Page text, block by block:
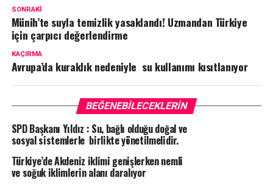
SONRAKI
Münih’te suyla temizlik yasaklandı! Uzmandan Türkiye
için çarpıcı değerlendirme
KAÇIRMA
Avrupa’da kuraklık nedeniyle su kullanımı kısıtlanıyor
BEĞENEBILECEKLERIN
SPD Başkanı Yıldız : Su, bağlı olduğu doğal ve
sosyal sistemlerle birlikte yönetilmelidir.
Türkiye’de Akdeniz iklimi genişlerken nemli
ve soğuk iklimlerin alanı daralıyor